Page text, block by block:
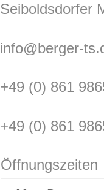
Seiboldsdorfer
info@berger-
+49 (0) 861
+49 (0) 861
Öffnungszeiten